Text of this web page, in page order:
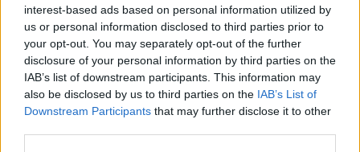
interest-based ads based on personal information utilized by
us or personal information disclosed to third parties prior to
your opt-out. You may separately opt-out of the further
disclosure of your personal information by third parties on the
IAB’s list of downstream participants. This information may
also be disclosed by us to third parties on the IAB’s List of
Downstream Participants that may further disclose it to other
Hej igen.